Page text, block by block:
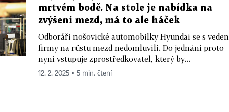
mrtvém bodě. Na stole je nabídka na
zvýšení mezd, má to ale háček
Odboráři nošovické automobilky Hyundai se s
firmy na růstu mezd nedomluvili. Do jednání proto
nyní vstupuje zprostředkovatel, který by...
12. 2. 2025 ▪ 5 min. čtení